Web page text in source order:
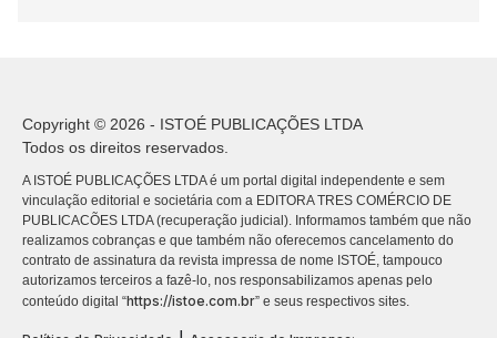
Copyright © 2026 - ISTOÉ PUBLICAÇÕES LTDA
Todos os direitos reservados.
A ISTOÉ PUBLICAÇÕES LTDA é um portal digital independente e sem
vinculação editorial e societária com a EDITORA TRES COMÉRCIO DE
PUBLICACÕES LTDA (recuperação judicial). Informamos também que não
realizamos cobranças e que também não oferecemos cancelamento do
contrato de assinatura da revista impressa de nome ISTOÉ, tampouco
autorizamos terceiros a fazê-lo, nos responsabilizamos apenas pelo
conteúdo digital “https://istoe.com.br” e seus respectivos sites.